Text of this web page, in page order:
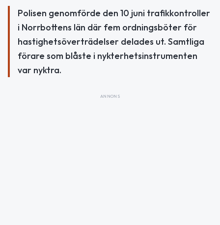
Polisen genomförde den 10 juni trafikkontroller
i Norrbottens län där fem ordningsböter för
hastighetsöverträdelser delades ut. Samtliga
förare som blåste i nykterhetsinstrumenten
var nyktra.
ANNONS